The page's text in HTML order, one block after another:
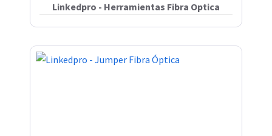
Linkedpro - Herramientas Fibra Optica